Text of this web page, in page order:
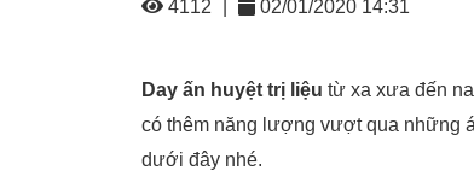
4112 02/01/2020 14:31
Day ấn huyệt trị liệu từ xa xưa đến
có thêm năng lượng vượt qua những
dưới đây nhé.